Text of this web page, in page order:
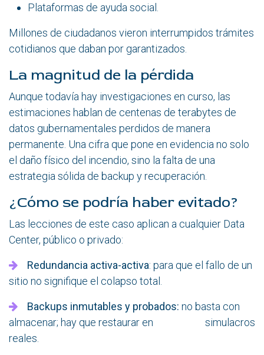
Plataformas de ayuda social.
Millones de ciudadanos vieron interrumpidos trámites
cotidianos que daban por garantizados.
La magnitud de la pérdida
Aunque todavía hay investigaciones en curso, las
estimaciones hablan de centenas de terabytes de
datos gubernamentales perdidos de manera
permanente. Una cifra que pone en evidencia no solo
el daño físico del incendio, sino la falta de una
estrategia sólida de backup y recuperación.
¿Cómo se podría haber evitado?
Las lecciones de este caso aplican a cualquier Data
Center, público o privado:
Redundancia activa-activa: para que el fallo de un
sitio no signifique el colapso total.
Backups inmutables y probados: no basta con
almacenar; hay que restaurar en simulacros
reales.